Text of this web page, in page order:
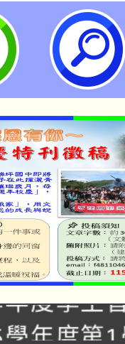
國際論壇
險知識
度學生
住民語歌
年度第